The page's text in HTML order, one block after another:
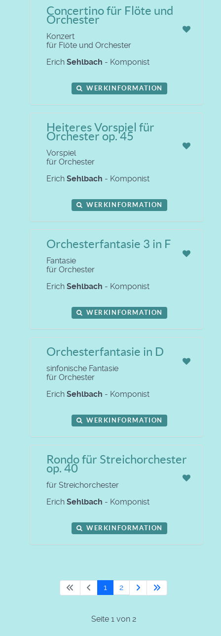
Concertino für Flöte und
Orchester
Konzert
für Flöte und Orchester
Erich Sehlbach - Komponist
WERKINFORMATION
Heiteres Vorspiel für
Orchester op. 45
Vorspiel
für Orchester
Erich Sehlbach - Komponist
WERKINFORMATION
Orchesterfantasie 3 in F
Fantasie
für Orchester
Erich Sehlbach - Komponist
WERKINFORMATION
Orchesterfantasie in D
sinfonische Fantasie
für Orchester
Erich Sehlbach - Komponist
WERKINFORMATION
Rondo für Streichorchester
op. 40
für Streichorchester
Erich Sehlbach - Komponist
WERKINFORMATION
1 2
Seite 1 von 2